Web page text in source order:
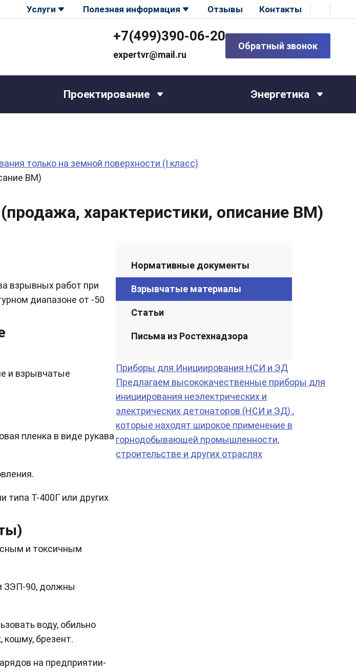
Услуги Полезная информация Отзывы Контакты
+7(499)390-06-20
expertvr@mail.ru
Обратный звонок
Проектирование Энергетика
только на земной поверхности (I класс)
ВМ)
характеристики, описание ВМ)
взрывных работ при
диапазоне от -50
пленка в виде рукава
Т-400Г или других
и токсичным
ЗЭП-90, должны
воду, обильно
кошму, брезент.
на предприятии-
Нормативные документы
Взрывчатые материалы
Статьи
Письма из Ростехнадзора
Приборы для Инициирования НСИ и ЭД
Предлагаем высококачественные приборы для
инициирования неэлектрических и
электрических детонаторов (НСИ и ЭД) ,
которые находят широкое применение в
горнодобывающей промышленности,
строительстве и других отраслях